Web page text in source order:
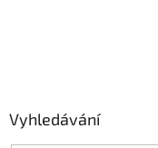
Vyhledávání